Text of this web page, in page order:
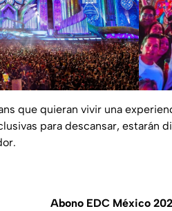
que quieran vivir una
para descansar, estarán
Abono EDC México